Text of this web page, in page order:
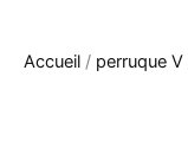
Accueil / perruque V